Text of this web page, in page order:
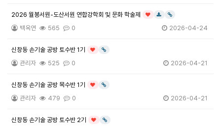
2026 월봉서원-도산서원 연합강학회 및 문화 학술제 인기글다운로드
링크
백옥연 565 0 2026-04-24
신창동 손기술 공방 토수반 1기 인기글 링크
관리자 525 0 2026-04-21
신창동 손기술 공방 목수반 1기 인기글 링크
관리자 479 0 2026-04-21
신창동 손기술 공방 토수반 2기 인기글 링크